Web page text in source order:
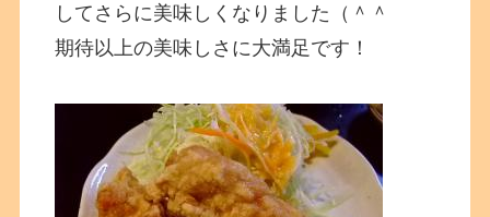
してさらに美味しくなりました（＾＾
期待以上の美味しさに大満足です！